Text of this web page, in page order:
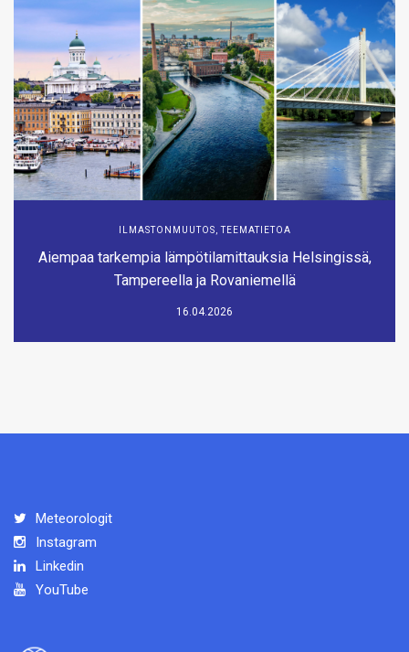
ILMASTONMUUTOS ,TEEMATIETOA
Aiempaa tarkempia lämpötilamittauksia Helsingissä,
Tampereella ja Rovaniemellä
16.04.2026
Meteorologit
Instagram
Linkedin
YouTube